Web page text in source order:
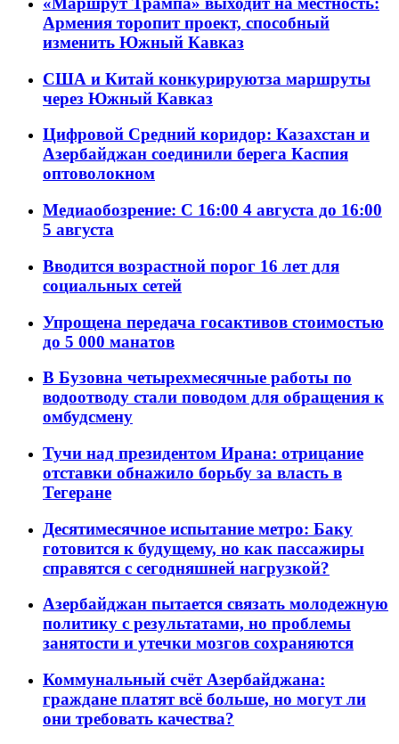
Армения торопит проект, способный
изменить Южный Кавказ
США и Китай конкурируютза маршруты
через Южный Кавказ
Цифровой Средний коридор: Казахстан и
Азербайджан соединили берега Каспия
оптоволокном
Медиаобозрение: С 16:00 4 августа до 16:00
5 августа
Вводится возрастной порог 16 лет для
социальных сетей
Упрощена передача госактивов стоимостью
до 5 000 манатов
В Бузовна четырехмесячные работы по
водоотводу стали поводом для обращения к
омбудсмену
Тучи над президентом Ирана: отрицание
отставки обнажило борьбу за власть в
Тегеране
Десятимесячное испытание метро: Баку
готовится к будущему, но как пассажиры
справятся с сегодняшней нагрузкой?
Азербайджан пытается связать молодежную
политику с результатами, но проблемы
занятости и утечки мозгов сохраняются
Коммунальный счёт Азербайджана:
граждане платят всё больше, но могут ли
они требовать качества?